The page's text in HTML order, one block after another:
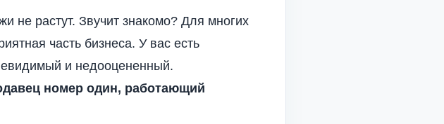
не растут. Звучит знакомо? Для многих
часть бизнеса. У вас есть
и недооцененный.
номер один, работающий